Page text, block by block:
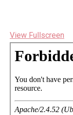
View Fullscreen
Перейти
содержимому
PDF